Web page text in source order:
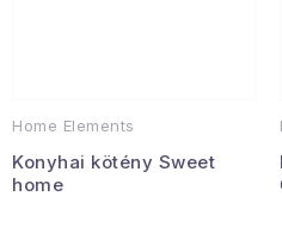
Home Elements
Konyhai kötény Sweet
home